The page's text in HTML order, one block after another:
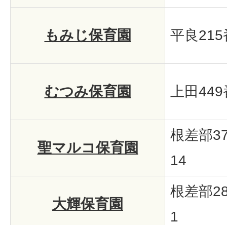
もみじ保育園 平良215
むつみ保育園 上田
聖マルコ保育園
根差部
14
大輝保育園
根差部
1